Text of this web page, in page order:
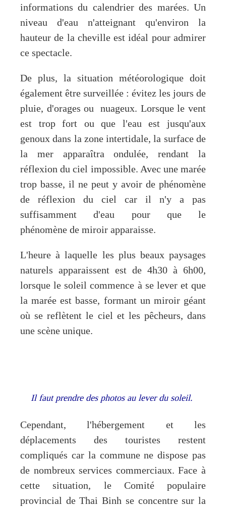
informations du calendrier des marées. Un
niveau d'eau n'atteignant qu'environ la
hauteur de la cheville est idéal pour admirer
ce spectacle.
De plus, la situation météorologique doit
également être surveillée : évitez les jours de
pluie, d'orages ou nuageux. Lorsque le vent
est trop fort ou que l'eau est jusqu'aux
genoux dans la zone intertidale, la surface de
la mer apparaîtra ondulée, rendant la
réflexion du ciel impossible. Avec une marée
trop basse, il ne peut y avoir de phénomène
de réflexion du ciel car il n'y a pas
suffisamment d'eau pour que le
phénomène de miroir apparaisse.
L'heure à laquelle les plus beaux paysages
naturels apparaissent est de 4h30 à 6h00,
lorsque le soleil commence à se lever et que
la marée est basse, formant un miroir géant
où se reflètent le ciel et les pêcheurs, dans
une scène unique.
Il faut prendre des photos au lever du soleil.
Cependant, l'hébergement et les
déplacements des touristes restent
compliqués car la commune ne dispose pas
de nombreux services commerciaux. Face à
cette situation, le Comité populaire
provincial de Thai Binh se concentre sur la